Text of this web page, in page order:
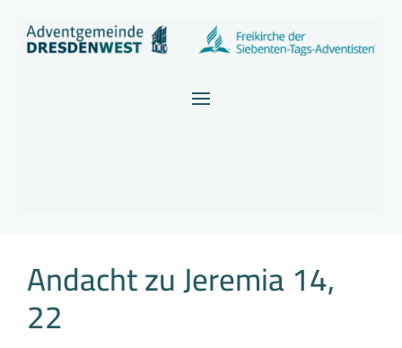
Andacht zu Jeremia 14,
22